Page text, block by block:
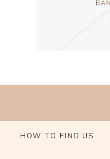
HOW TO FIND US